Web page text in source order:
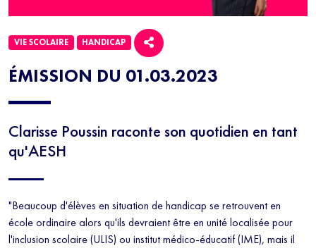
ÉMISSION DU 01.03.2023
Clarisse Poussin raconte son quotidien en tant
qu'AESH
"Beaucoup d'élèves en situation de handicap se retrouvent en
école ordinaire alors qu'ils devraient être en unité localisée pour
l'inclusion scolaire (ULIS) ou institut médico-éducatif (IME), mais il
VIE SCOLAIRE HANDICAP